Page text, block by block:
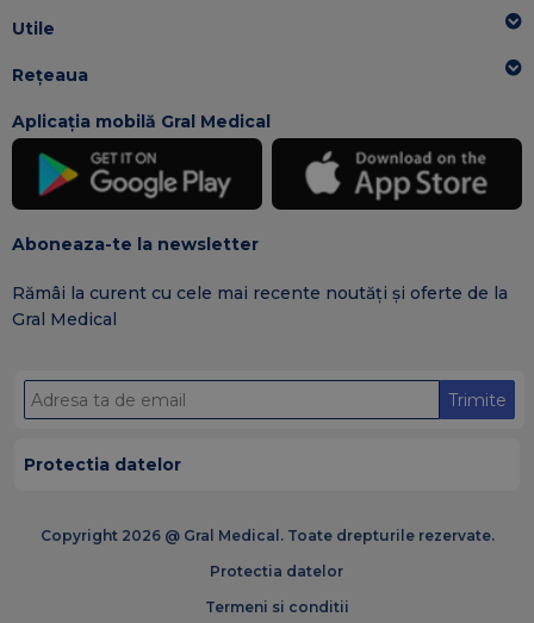
Utile
Rețeaua
Aplicația mobilă Gral Medical
Aboneaza-te la newsletter
Rămâi la curent cu cele mai recente noutăți și oferte de la
Gral Medical
Trimite
Protectia datelor
Copyright 2026 @ Gral Medical. Toate drepturile rezervate.
Protectia datelor
Termeni si conditii